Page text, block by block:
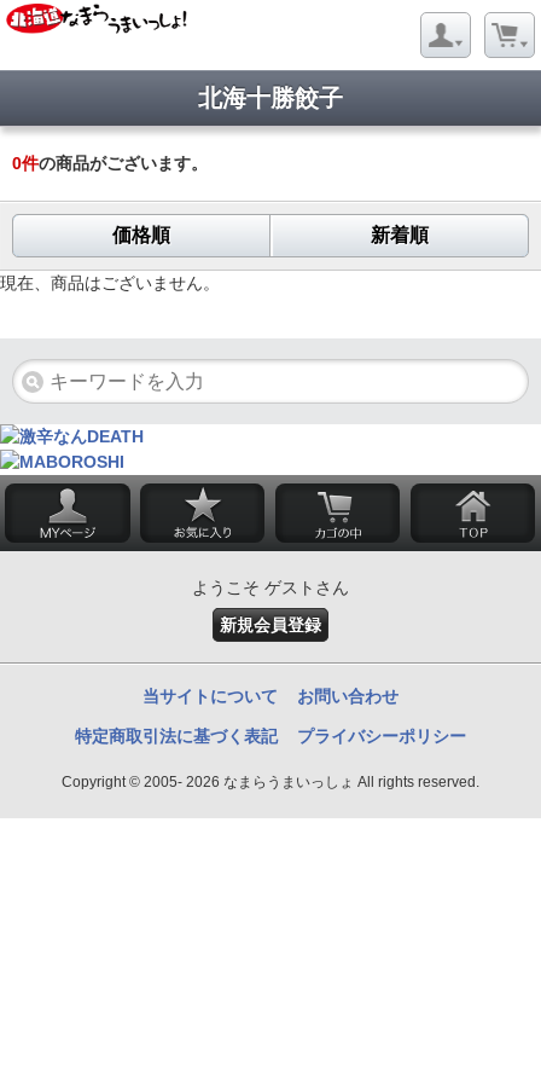
北海十勝餃子
0件の商品がございます。
価格順 新着順
現在、商品はございません。
ようこそ ゲストさん
新規会員登録
当サイトについて お問い合わせ
特定商取引法に基づく表記 プライバシーポリシー
Copyright © 2005- 2026 なまらうまいっしょ All rights reserved.